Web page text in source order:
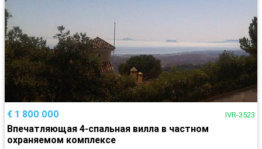
€ 1 800 000 IVR-3523
Впечатляющая 4-спальная вилла в частном
охраняемом комплексе